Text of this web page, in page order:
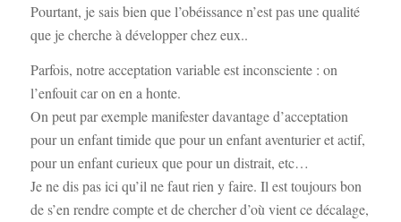
Pourtant, je sais bien que l’obéissance n’est pas une qualité
que je cherche à développer chez eux..
Parfois, notre acceptation variable est inconsciente : on
l’enfouit car on en a honte.
On peut par exemple manifester davantage d’acceptation
pour un enfant timide que pour un enfant aventurier et actif,
pour un enfant curieux que pour un distrait, etc…
Je ne dis pas ici qu’il ne faut rien y faire. Il est toujours bon
de s’en rendre compte et de chercher d’où vient ce décalage,